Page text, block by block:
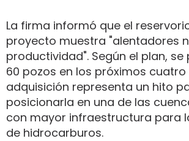
La firma informó que el
proyecto muestra "alentadores
productividad". Según el plan,
60 pozos en los próximos cuatro
adquisición representa un hito
posicionarla en una de las
con mayor infraestructura para
de hidrocarburos.